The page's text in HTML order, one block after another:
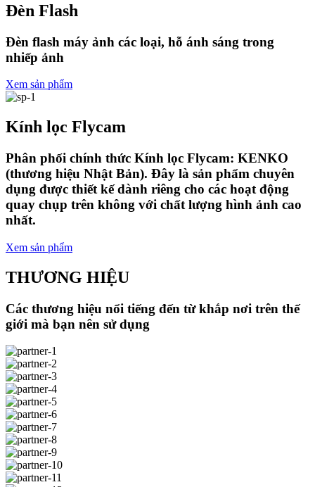
Đèn Flash
Đèn flash máy ảnh các loại, hỗ ánh sáng trong
nhiếp ảnh
Xem sản phẩm
Kính lọc Flycam
Phân phối chính thức Kính lọc Flycam: KENKO
(thương hiệu Nhật Bản). Đây là sản phẩm chuyên
dụng được thiết kế dành riêng cho các hoạt động
quay chụp trên không với chất lượng hình ảnh cao
nhất.
Xem sản phẩm
THƯƠNG HIỆU
Các thương hiệu nổi tiếng đến từ khắp nơi trên thế
giới mà bạn nên sử dụng